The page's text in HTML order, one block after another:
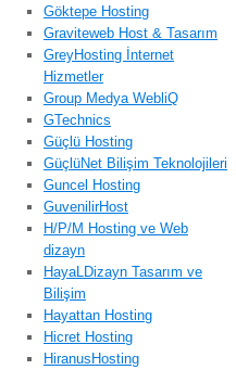
Göktepe Hosting
Graviteweb Host & Tasarım
GreyHosting İnternet
Hizmetler
Group Medya WebliQ
GTechnics
Güçlü Hosting
GüçlüNet Bilişim Teknolojileri
Guncel Hosting
GuvenilirHost
H/P/M Hosting ve Web
dizayn
HayaLDizayn Tasarım ve
Bilişim
Hayattan Hosting
Hicret Hosting
HiranusHosting